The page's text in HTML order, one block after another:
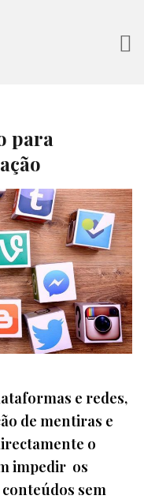
para
e redes,
de mentiras e
o
impedir os
sem